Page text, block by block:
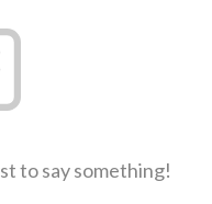
to say something!